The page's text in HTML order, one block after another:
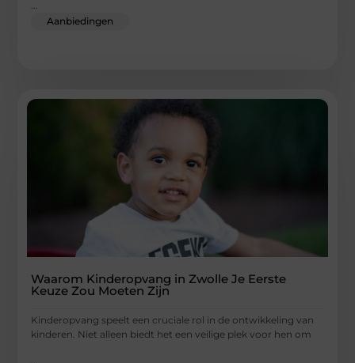
...
Aanbiedingen
Waarom Kinderopvang in Zwolle Je Eerste
Keuze Zou Moeten Zijn
Kinderopvang speelt een cruciale rol in de ontwikkeling van
kinderen. Niet alleen biedt het een veilige plek voor hen om